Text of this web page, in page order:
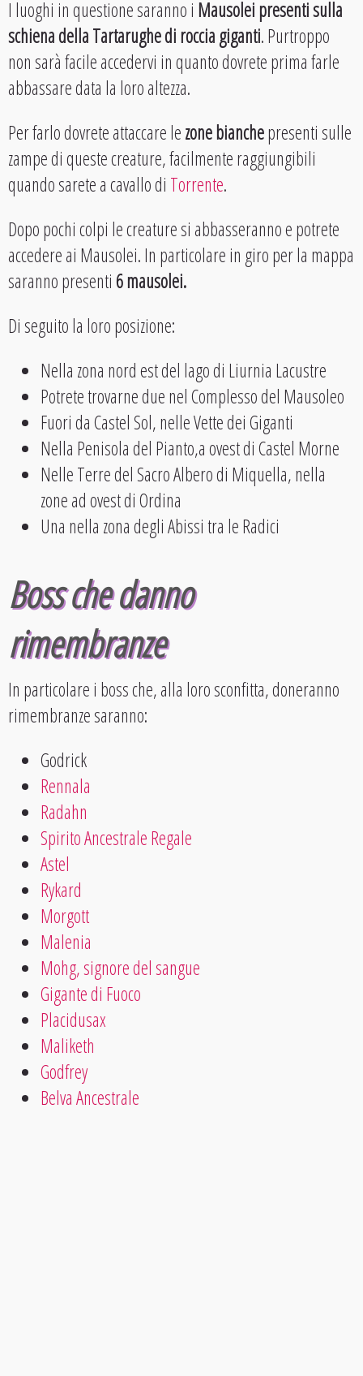
I luoghi in questione saranno i Mausolei presenti sulla
schiena della Tartarughe di roccia giganti. Purtroppo
non sarà facile accedervi in quanto dovrete prima farle
abbassare data la loro altezza.
Per farlo dovrete attaccare lezone bianchepresenti sulle
zampe di queste creature, facilmente raggiungibili
quando sarete a cavallo di Torrente.
Dopo pochi colpi le creature si abbasseranno e potrete
accedere ai Mausolei. In particolare in giro per la mappa
saranno presenti6 mausolei.
Di seguito la loro posizione:
Nella zona nord est del lago di Liurnia Lacustre
Potrete trovarne due nel Complesso del Mausoleo
Fuori da Castel Sol, nelle Vette dei Giganti
Nella Penisola del Pianto,a ovest di Castel Morne
Nelle Terre del Sacro Albero di Miquella, nella
zone ad ovest di Ordina
Una nella zona degli Abissi tra le Radici
Boss che danno
rimembranze
In particolare i boss che, alla loro sconfitta, doneranno
rimembranze saranno:
Godrick
Rennala
Radahn
Spirito Ancestrale Regale
Astel
Rykard
Morgott
Malenia
Mohg, signore del sangue
Gigante di Fuoco
Placidusax
Maliketh
Godfrey
Belva Ancestrale